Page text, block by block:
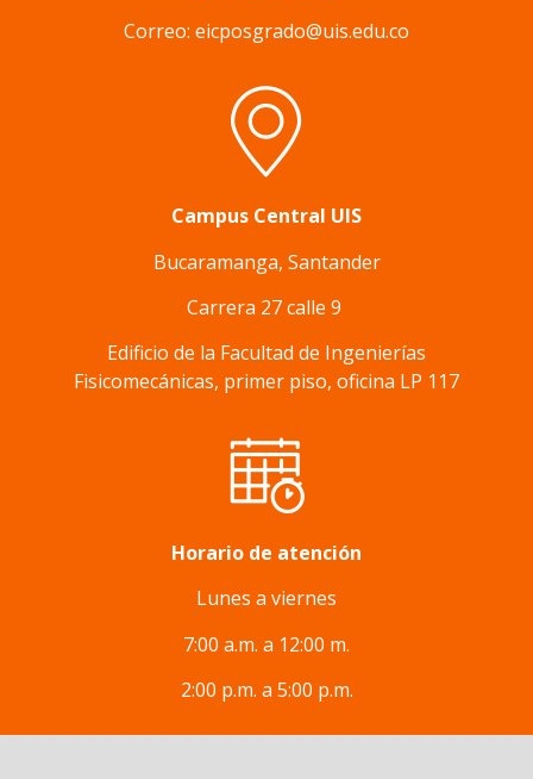
Correo: eicposgrado@uis.edu.co
Campus Central UIS
Bucaramanga, Santander
Carrera 27 calle 9
Edificio de la Facultad de Ingenierías
Fisicomecánicas, primer piso, oficina LP 117
Horario de atención
Lunes a viernes
7:00 a.m. a 12:00 m.
2:00 p.m. a 5:00 p.m.